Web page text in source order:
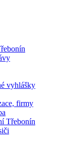
vyhlášky
firmy
Třebonín